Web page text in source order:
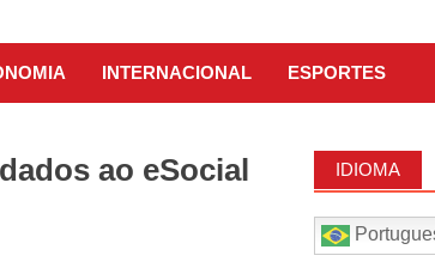
INTERNACIONAL ESPORTES
ao eSocial IDIOMA